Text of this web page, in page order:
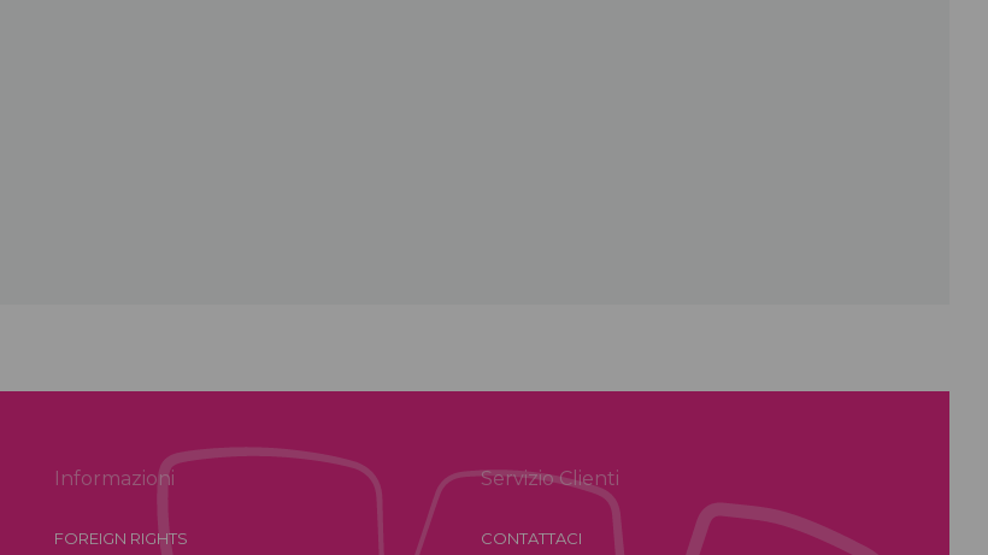
Informazioni
FOREIGN RIGHTS
Servizio Clienti
CONTATTACI